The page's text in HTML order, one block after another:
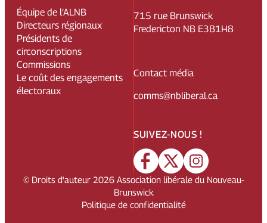
715 rue Brunswick
Fredericton NB E3B1H8
Contact média
comms@nbliberal.ca
Équipe de l’ALNB
Directeurs régionaux
Présidents de
circonscriptions
Commissions
Le coût des engagements
électoraux
SUIVEZ-NOUS !
© Droits d'auteur 2026Association libérale du Nouveau-
Brunswick
Politique de confidentialité